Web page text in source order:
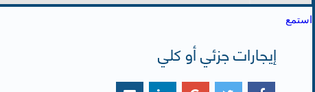
استمع
إيجارات جزئي أو كلي